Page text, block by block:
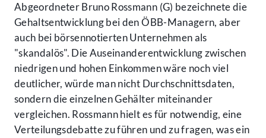
Abgeordneter Bruno Rossmann (G) bezeichnete die
Gehaltsentwicklung bei den ÖBB-Managern, aber
auch bei börsennotierten Unternehmen als
"skandalös". Die Auseinanderentwicklung zwischen
niedrigen und hohen Einkommen wäre noch viel
deutlicher, würde man nicht Durchschnittsdaten,
sondern die einzelnen Gehälter miteinander
vergleichen. Rossmann hielt es für notwendig, eine
Verteilungsdebatte zu führen und zu fragen, was ein